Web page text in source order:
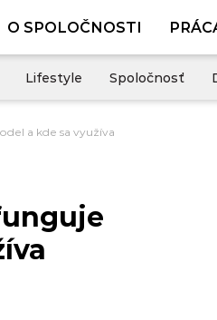
O SPOLOČNOSTI
Lifestyle Spoločnosť
a kde sa využíva